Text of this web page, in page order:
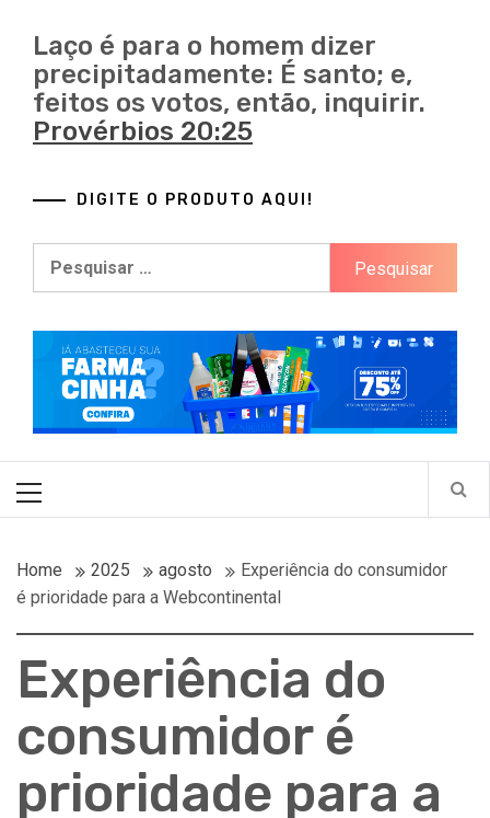
Laço é para o homem dizer
precipitadamente: É santo; e,
feitos os votos, então, inquirir.
Provérbios 20:25
DIGITE O PRODUTO AQUI!
Pesquisar
Menu
Home 2025 agosto
Experiência do consumidor
é prioridade para a Webcontinental
Experiência do
consumidor é
prioridade para a